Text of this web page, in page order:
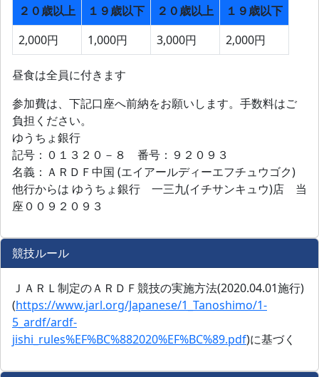
２０歳以上
１９歳以下 ２０歳以上
１９歳以下
2,000円
1,000円 3,000円 2,000円
昼食は全員に付きます
参加費は、下記口座へ前納をお願いします。手数料はご
負担ください。
ゆうちょ銀行
記号：０１３２０－８ 番号：９２０９３
名義：ＡＲＤＦ中国 (エイアールディーエフチュウゴク)
他行からは ゆうちょ銀行 一三九(イチサンキュウ)店 当
座００９２０９３
競技ルール
ＪＡＲＬ制定のＡＲＤＦ競技の実施方法(2020.04.01施行)
(https://www.jarl.org/Japanese/1_Tanoshimo/1-
5_ardf/ardf-
jishi_rules%EF%BC%882020%EF%BC%89.pdf)に基づく